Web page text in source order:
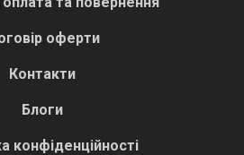
оферти
Контакти
Блоги
конфіденційності